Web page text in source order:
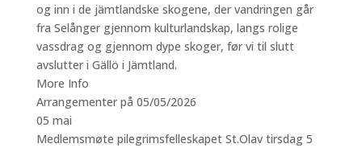
og inn i de jämtlandske skogene, der vandringen går
fra Selånger gjennom kulturlandskap, langs rolige
vassdrag og gjennom dype skoger, før vi til slutt
avslutter i Gällö i Jämtland.
More Info
Arrangementer på 05/05/2026
05 mai
Medlemsmøte pilegrimsfelleskapet St.Olav tirsdag 5